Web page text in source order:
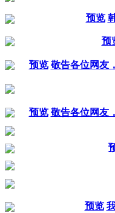
预览
预
预览 敬告各位网友
预览 敬告各位网友
预览